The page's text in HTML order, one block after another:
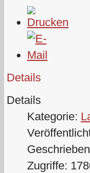
Details
Details
Kategorie:
Zugriffe: